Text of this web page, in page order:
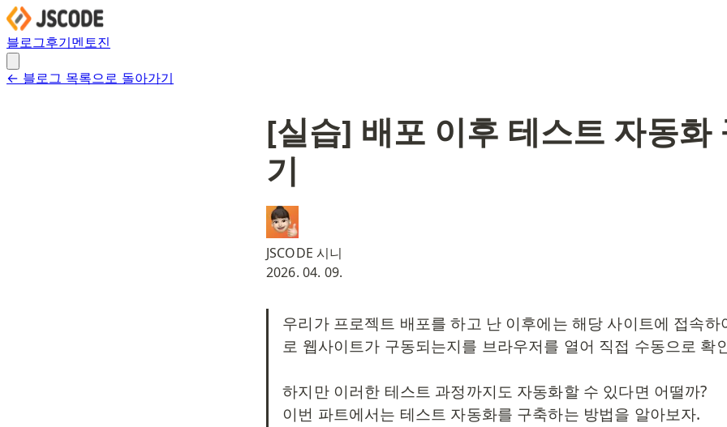
블로그후기멘토진
← 블로그 목록으로 돌아가기
[실습] 배포 이후 테스트 자동화
기
JSCODE 시니
2026. 04. 09.
우리가 프로젝트 배포를 하고 난 이후에는 해당 사이트에 접속하
로 웹사이트가 구동되는지를 브라우저를 열어 직접 수동으로 확
하지만 이러한 테스트 과정까지도 자동화할 수 있다면 어떨까?
이번 파트에서는 테스트 자동화를 구축하는 방법을 알아보자.